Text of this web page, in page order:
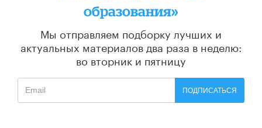
образования»
Мы отправляем подборку лучших и
актуальных материалов два раза в неделю:
во вторник и пятницу
ПОДПИСАТЬСЯ